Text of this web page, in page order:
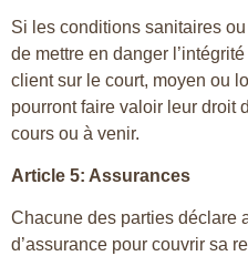
Si les conditions sanitaires
de mettre en danger
client sur le court, moyen ou
pourront faire valoir leur droit
cours ou à venir.
Article 5: Assurances
Chacune des parties déclare
d’assurance pour couvrir sa